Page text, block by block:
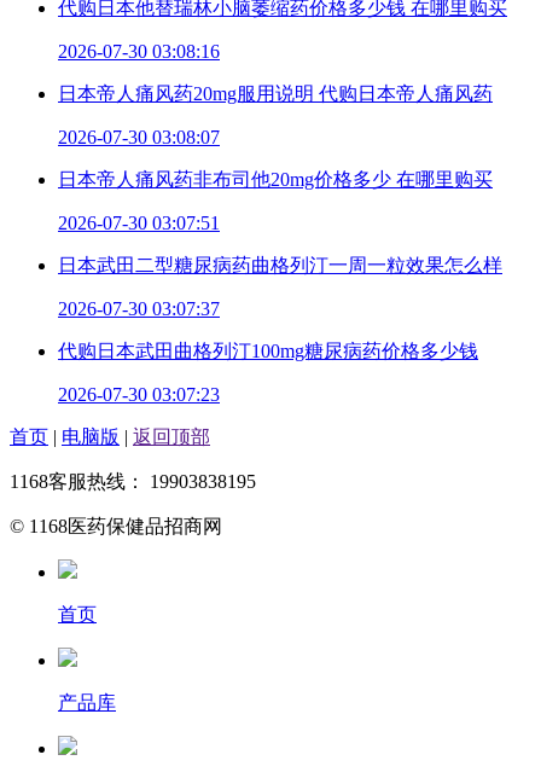
代购日本他替瑞林小脑萎缩药价格多少钱 在哪里购买
2026-07-30 03:08:16
日本帝人痛风药20mg服用说明 代购日本帝人痛风药
2026-07-30 03:08:07
日本帝人痛风药非布司他20mg价格多少 在哪里购买
2026-07-30 03:07:51
日本武田二型糖尿病药曲格列汀一周一粒效果怎么样
2026-07-30 03:07:37
代购日本武田曲格列汀100mg糖尿病药价格多少钱
2026-07-30 03:07:23
首页 | 电脑版 | 返回顶部
1168客服热线： 19903838195
© 1168医药保健品招商网
首页
产品库